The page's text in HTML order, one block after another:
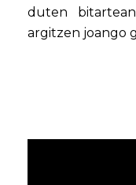
duten
argitzen joango